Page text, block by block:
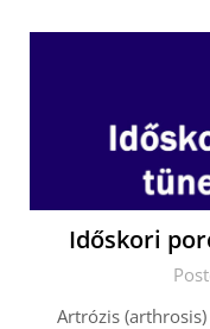
Időskori
Artrózis